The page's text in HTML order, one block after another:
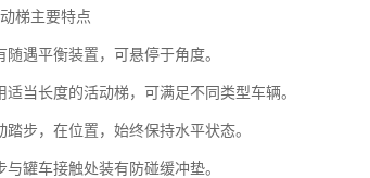
梯主要特点
随遇平衡装置，可悬停于角度。
适当长度的活动梯，可满足不同类型车辆。
踏步，在位置，始终保持水平状态。
与罐车接触处装有防碰缓冲垫。